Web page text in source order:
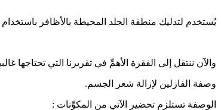
يُستخدم لتدليك منطقة الجلد المحيطة بالأظافر
والآن ننتقل إلى الفقرة الأهمِّ في تقريرنا التي تحتاجها
وصفة الفازلين لإزالة شعر الجسم.
الوصفة تستلزم تحضير الآتي من المكوِّنات :